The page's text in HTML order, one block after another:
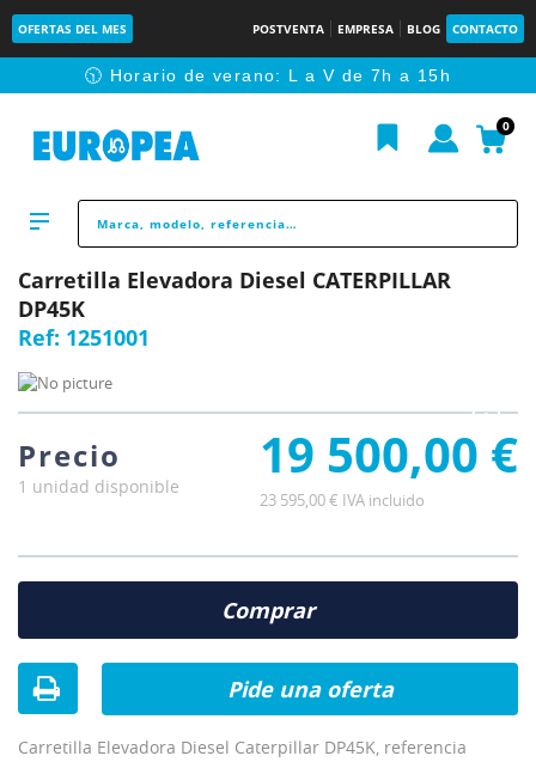
OFERTAS DEL MES POSTVENTA EMPRESA BLOG CONTACTO
🕥 Horario de verano: L a V de 7h a 15h
0
Carretilla Elevadora Diesel CATERPILLAR
DP45K
Ref: 1251001
Carretilla Elevadora Diesel Caterpillar DP45K, referencia
Precio
1 unidad disponible 19 500,00 €
23 595,00 € IVA incluido
Comprar
Pide una oferta